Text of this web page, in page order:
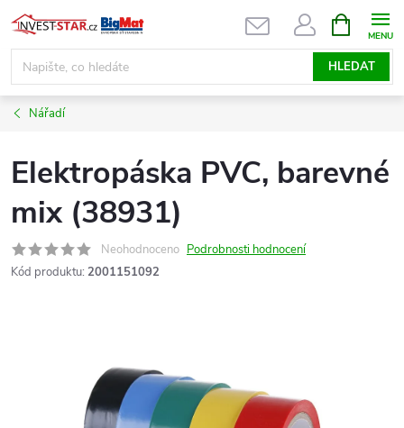
Přejít
na
obsah
HLEDAT
NÁKUPNÍ
KOŠÍK
Nářadí
Elektropáska PVC, barevné
mix (38931)
Neohodnoceno Podrobnosti hodnocení
Kód produktu: 2001151092